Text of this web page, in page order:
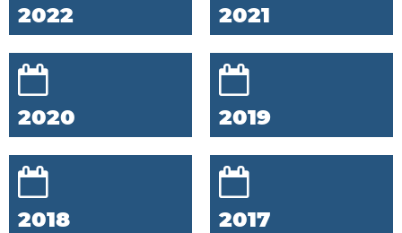
2022 2021
2020 2019
2018 2017